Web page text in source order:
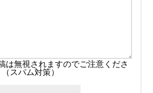
は無視されますのでご注意くださ
スパム対策）